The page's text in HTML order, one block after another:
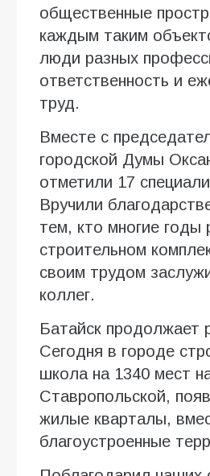
общественные
каждым таким
люди разных
ответственность и
труд.
Вместе с
городской Думы
отметили 17
Вручили
тем, кто многие годы
строительном
своим трудом
коллег.
Батайск продолжает
Сегодня в городе
школа на 1340 мест
Ставропольской,
жилые кварталы,
благоустроенные